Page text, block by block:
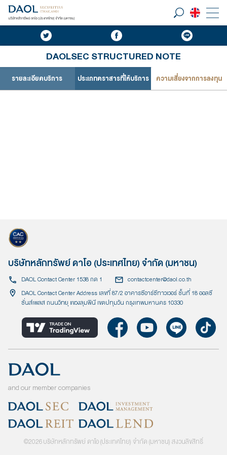
DAOLSEC STRUCTURED NOTE
รายละเอียดบริการ ประเภทตราสารที่ให้บริการ ความเสี่ยงจากการลงทุน
บริษัทหลักทรัพย์ ดาโอ (ประเทศไทย) จำกัด (มหาชน)
DAOL Contact Center 1538 กด 1
contactcenter@daol.co.th
DAOL Contact Center Address เลขที่ 87/2 อาคารซีอาร์ซีทาวเวอร์ ชั้นที่ 18 ออลซี
ซั่นส์เพลส ถนนวิทยุ แขวงลุมพินี เขตปทุมวัน กรุงเทพมหานคร 10330
and our member companies
©2026บริษัทหลักทรัพย์ ดาโอ (ประเทศไทย) จำกัด (มหาชน) สงวนลิขสิทธิ์